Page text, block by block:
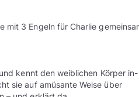
mit 3 Engeln für Charlie
kennt den weiblichen Körper
sie auf amüsante Weise über